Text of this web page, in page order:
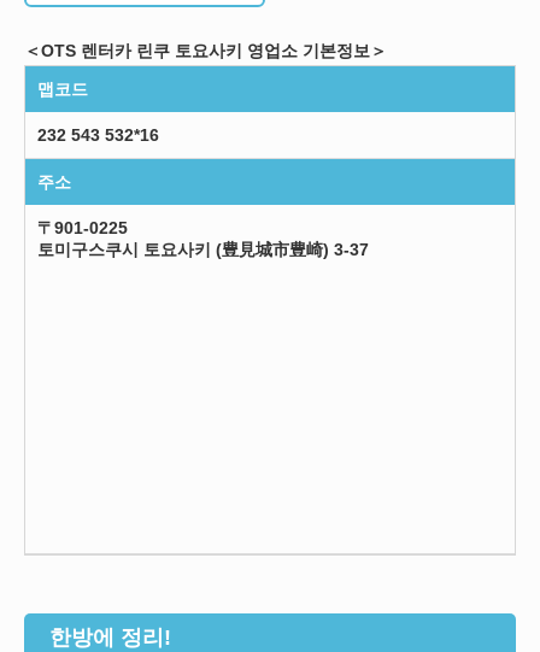
＜OTS 렌터카 린쿠 토요사키 영업소 기본정보＞
맵코드
232 543 532*16
주소
〒901-0225
토미구스쿠시 토요사키 (豊見城市豊崎) 3-37
한방에 정리!